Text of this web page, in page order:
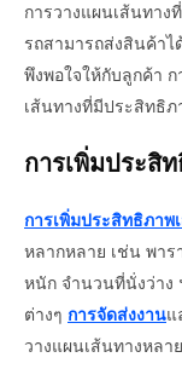
การวางแผนเส้นทาง
รถสามารถส่งสินค้า
พึงพอใจให้กับลูกค้า
เส้นทางที่มีประสิทธิภ
การเพิ่มประสิ
การเพิ่มประสิทธิภาพ
หลากหลาย เช่น พาร
หนัก จำนวนที่นั่งว่าง
ต่างๆ การจัดส่งงานแ
วางแผนเส้นทางหล